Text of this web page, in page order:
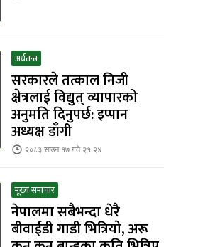
अर्थतन्त्र
सरकारले तत्काल निजी
क्षेत्रलाई विद्युत् व्यापारको
अनुमति दिनुपर्छ: इप्पान
अध्यक्ष डाँगी
२०८३ साउन १७ गते २१:२४
मूख्य समाचार
नेपालमा सबैभन्दा धेरै
बीवाईडी गाडी भित्रियाे, अरू